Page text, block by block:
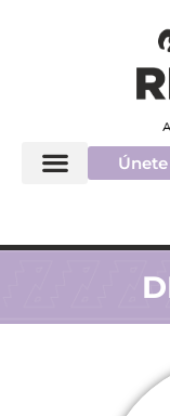
Únete